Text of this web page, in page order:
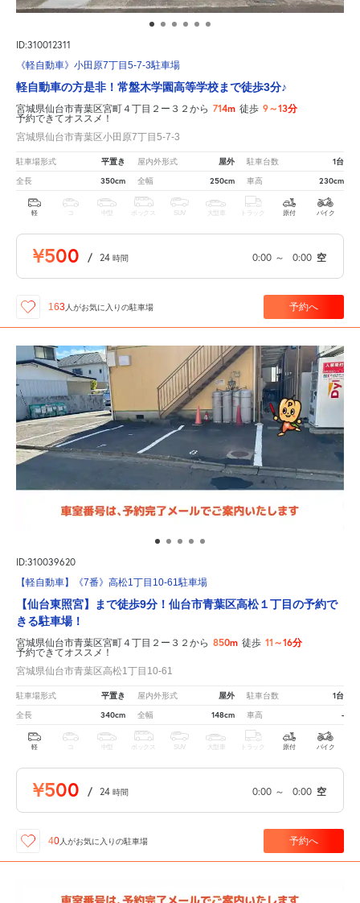
ID:310012311
《軽自動車》小田原7丁目5-7-3駐車場
軽自動車の方是非！常盤木学園高等学校まで徒歩3分♪
宮城県仙台市青葉区宮町４丁目２ー３２から 714m 徒歩 9～13分
予約できてオススメ！
宮城県仙台市青葉区小田原7丁目5-7-3
駐車場形式 平置き 屋内外形式 屋外 駐車台数 1台
全長 350cm 全幅 250cm 車高 230cm
軽 中型 ボックス SUV 大型車 トラック 原付 バイク
¥500 / 24 時間 0:00 ～ 0:00 空
163 人がお気に入りの駐車場 予約へ
ID:310039620
【軽自動車】《7番》高松1丁目10-61駐車場
【仙台東照宮】まで徒歩9分！仙台市青葉区高松１丁目の予約で
きる駐車場！
宮城県仙台市青葉区宮町４丁目２ー３２から 850m 徒歩 11～16分
予約できてオススメ！
宮城県仙台市青葉区高松1丁目10-61
駐車場形式 平置き 屋内外形式 屋外 駐車台数 1台
全長 340cm 全幅 148cm 車高 -
軽 中型 ボックス SUV 大型車 トラック 原付 バイク
¥500 / 24 時間 0:00 ～ 0:00 空
40人がお気に入りの駐車場 予約へ